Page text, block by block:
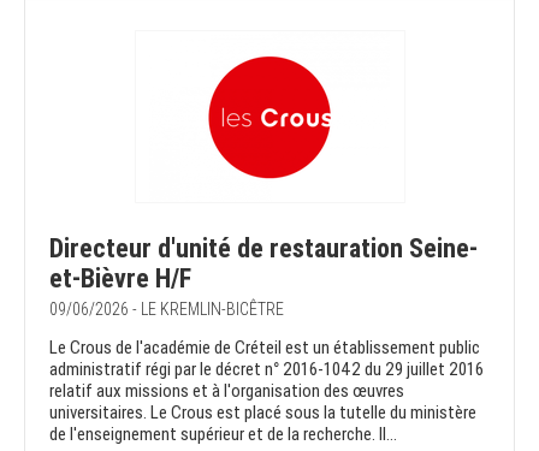
Directeur d'unité de restauration Seine-
et-Bièvre H/F
09/06/2026 - LE KREMLIN-BICÊTRE
Le Crous de l'académie de Créteil est un établissement public
administratif régi par le décret n° 2016-1042 du 29 juillet 2016
relatif aux missions et à l'organisation des œuvres
universitaires. Le Crous est placé sous la tutelle du ministère
de l'enseignement supérieur et de la recherche. Il...